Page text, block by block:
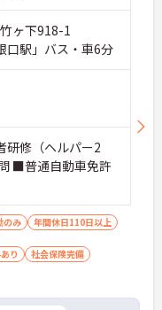
ヶ下918-1
口駅」バス・車6分
修（ヘルパー2
■普通自動車免許
のみ
年間休日110日以上
り
社会保険完備